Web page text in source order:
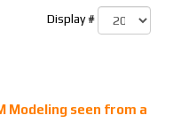
Display #
Modeling seen from a